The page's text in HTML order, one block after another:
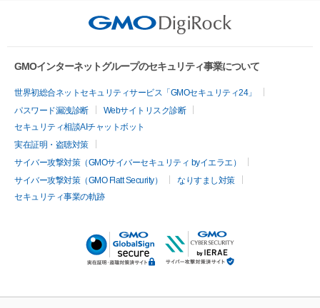
GMOインターネットグループのセキュリティ事業について
世界初総合ネットセキュリティサービス「GMOセキュリティ24」
パスワード漏洩診断
Webサイトリスク診断
セキュリティ相談AIチャットボット
実在証明・盗聴対策
サイバー攻撃対策（GMOサイバーセキュリティ byイエラエ）
サイバー攻撃対策（GMO Flatt Security）
なりすまし対策
セキュリティ事業の軌跡